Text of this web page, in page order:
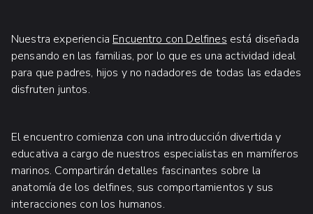
Nuestra experiencia Encuentro con Delfines está diseñada
pensando en las familias, por lo que es una actividad ideal
para que padres, hijos y no nadadores de todas las edades
disfruten juntos.
El encuentro comienza con una introducción divertida y
educativa a cargo de nuestros especialistas en mamíferos
marinos. Compartirán detalles fascinantes sobre la
anatomía de los delfines, sus comportamientos y sus
interacciones con los humanos.